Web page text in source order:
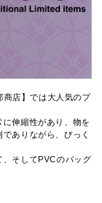
店】では大人気のプ
伸縮性があり、物を
ありながら、びっく
、そしてPVCのバッグ